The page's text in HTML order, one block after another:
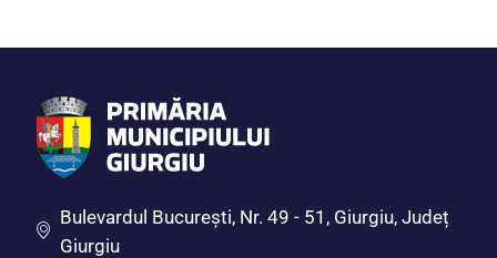
Bulevardul Bucureşti, Nr. 49 - 51, Giurgiu, Județ
Giurgiu